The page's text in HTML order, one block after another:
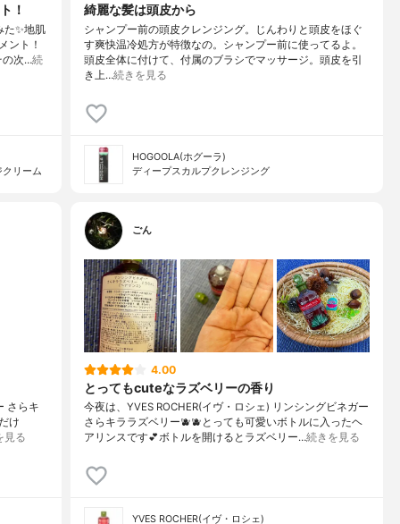
！
た✨地肌
ント！
の次…続
リーム
綺麗な髪は頭皮から
シャンプー前の頭皮クレンジング。じんわりと頭皮をほぐ
す爽快温冷処方が特徴なの。シャンプー前に使ってるよ。
頭皮全体に付けて、付属のブラシでマッサージ。頭皮を引
き上…続きを見る
HOGOOLA(ホグーラ)
ディープスカルプクレンジング
さらキ
け
見る
ごん
4.00
とってもcuteなラズベリーの香り
今夜は、YVES ROCHER(イヴ・ロシェ) リンシングビネガー
さらキララズベリー🫐🫐とっても可愛いボトルに入ったヘ
アリンスです💕ボトルを開けるとラズベリー…続きを見る
YVES ROCHER(イヴ・ロシェ)